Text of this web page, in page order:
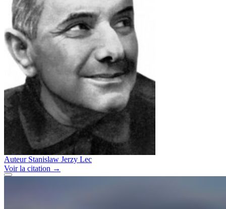
Auteur Stanislaw Jerzy Lec
Voirla citation →